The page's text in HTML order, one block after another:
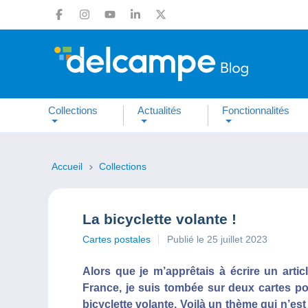
Collections Actualités Fonctionnalités
Accueil Collections
La bicyclette volante !
Cartes postales Publié le 25 juillet 2023
Alors que je m’apprêtais à écrire un
France, je suis tombée sur deux cartes
bicyclette volante. Voilà un thème qui